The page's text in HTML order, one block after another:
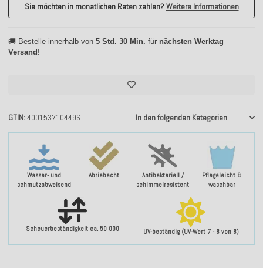
Wasser- und
schmutzabweisend
Abriebecht
Antibakteriell /
schimmelresistent
Pflegeleicht &
waschbar
Scheuerbeständigkeit ca. 50 000 UV-beständig (UV-Wert 7 - 8 von 8)
GTIN 4001537104496 In den folgenden Kategorien
Sie möchten in monatlichen Raten zahlen?Weitere Informationen
🚚 Bestelle innerhalb von 5 Std. 30 Min. für nächsten Werktag
Versand !